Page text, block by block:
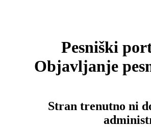
Pesniški
Objavljanje
Stran trenutno ni